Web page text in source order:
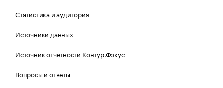
Статистика и аудитория
Источники данных
Источник отчетности Контур.Фокус
Вопросы и ответы